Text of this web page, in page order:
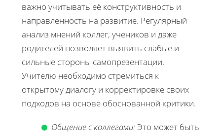
важно учитывать её конструктивность и
направленность на развитие. Регулярный
анализ мнений коллег, учеников и даже
родителей позволяет выявить слабые и
сильные стороны самопрезентации.
Учителю необходимо стремиться к
открытому диалогу и корректировке своих
подходов на основе обоснованной критики.
Общение с коллегами:Это может быть